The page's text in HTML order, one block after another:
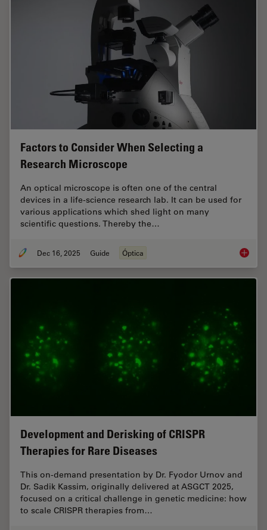
Factors to Consider When Selecting a
Research Microscope
An optical microscope is often one of the central
devices in a life-science research lab. It can be used for
various applications which shed light on many
scientific questions. Thereby the…
Dec 16, 2025 Guide Óptica Factors
Development and Derisking of CRISPR
Therapies for Rare Diseases
This on-demand presentation by Dr. Fyodor Urnov and
Dr. Sadik Kassim, originally delivered at ASGCT 2025,
focused on a critical challenge in genetic medicine: how
to scale CRISPR therapies from…